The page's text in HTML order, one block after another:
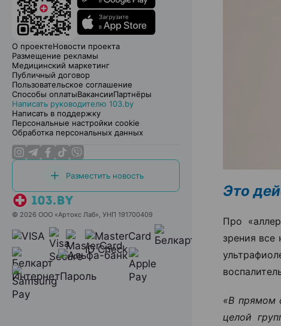
О проектеНовости проекта
Размещение рекламы
Медицинский маркетинг
Публичный договор
Пользовательское соглашение
Способы оплатыВакансииПартнёры
Написать руководителю 103.by
Написать в поддержку
Персональные настройки cookie
Обработка персональных данных
Разместить новость
© 2026 ООО «Артокс Лаб», УНП 191700409
Это
Про
зрения
«В прямом
целой